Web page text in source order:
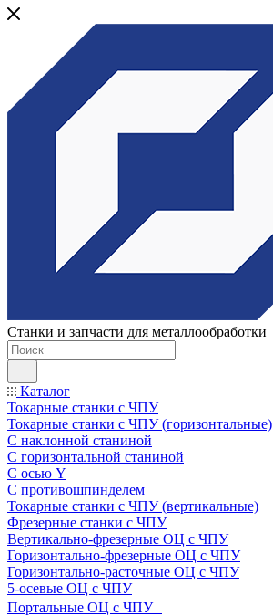
Станки и запчасти для металлообработки
Каталог
Токарные станки с ЧПУ
Токарные станки с ЧПУ (горизонтальные)
С наклонной станиной
С горизонтальной станиной
С осью Y
С противошпинделем
Токарные станки с ЧПУ (вертикальные)
Фрезерные станки с ЧПУ
Вертикально-фрезерные ОЦ с ЧПУ
Горизонтально-фрезерные ОЦ с ЧПУ
Горизонтально-расточные ОЦ с ЧПУ
5-осевые ОЦ с ЧПУ
Портальные ОЦ с ЧПУ